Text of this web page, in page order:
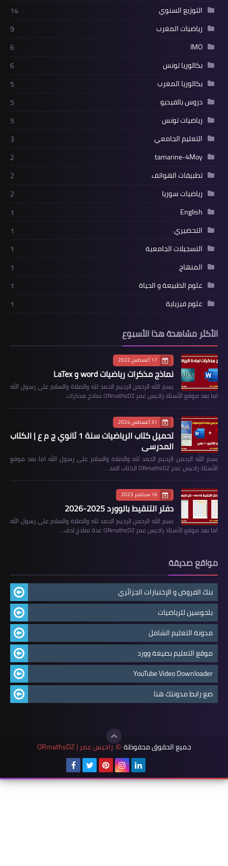
التوزيع السنوي
14
رياضيات المغرب
9
IMO
6
بكالوريا تونس
6
بكالوريا المغرب
5
دروس بالفيديو
5
رياضيات تونس
5
التعليم الجامعي
3
tamarine-4Moy
2
تطبيقات الهواتف
2
رياضيات سوريا
2
English
1
التحضيري
1
التسجيلات الجامعية
1
المنهاج
1
علوم الطبيعة و الحياة
1
علوم فيزياية
1
الأكثر مشاهدة هذا الأسبوع
17 أغسطس 2022
نماذج مذكرات رياضيات word و LaTex
بسم الله الرحمن الرحيم الحمد لله والصلاة والسلام على رسول الله
اما بعد موقع الأستاذ راحيس عمر ORmathsDZ نماذج مذكرات…
31 أغسطس 2024
تحميل كتاب الرياضيات سنة 1 ثانوي ج م ع | الكتاب
المدرسي
بسم الله الرحمن الرحيم الحمد لله والصلاة والسلام على رسول الله اما بعد موقع
الأستاذ راحيس عمر ORmathsDZ الكتاب المد…
16 سبتمبر 2023
دفتر التنقيط بالوورد 2025-2026
بسم الله الرحمن الرحيم الحمد لله والصلاة والسلام على رسول الله
اما بعد موقع الأستاذ راحيس عمر ORmathsDZ عدة نماذج لدف…
مواقع صديقة
بنك الفروض و الإختبارات الجزائري
بلحوسين للرياضيات
مدونة التعليم الشامل
موقع التعليم بصيغة وورد
YouTube Video Downloader
ضع رابط مدونتك هنا
جميع الحقوق محفوظة © راحيس عمر | ORmathsDZ